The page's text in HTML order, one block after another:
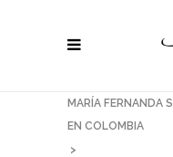
MARÍA FERNANDA
EN COLOMBIA
>